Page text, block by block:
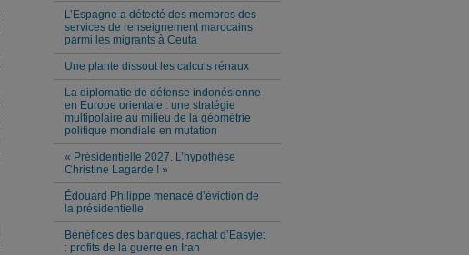
L’Espagne a détecté des membres des
services de renseignement marocains
parmi les migrants à Ceuta
Une plante dissout les calculs rénaux
La diplomatie de défense indonésienne
en Europe orientale : une stratégie
multipolaire au milieu de la géométrie
politique mondiale en mutation
« Présidentielle 2027. L’hypothèse
Christine Lagarde ! »
Édouard Philippe menacé d’éviction de
la présidentielle
Bénéfices des banques, rachat d’Easyjet
: profits de la guerre en Iran